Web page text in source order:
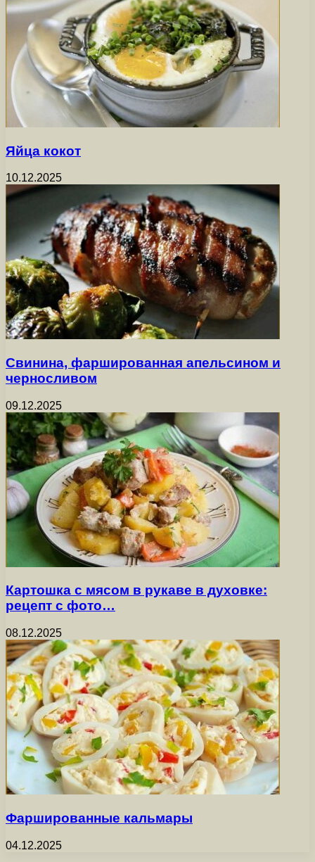
Яйца кокот
10.12.2025
Свинина, фаршированная апельсином и
черносливом
09.12.2025
Картошка с мясом в рукаве в духовке:
рецепт с фото…
08.12.2025
Фаршированные кальмары
04.12.2025